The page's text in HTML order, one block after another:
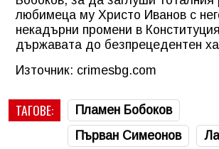
любимеца му Христо Иванов с
некадърни промени в
държавата до безпрецедентен
Източник: crimesbg.com
ТАГОВЕ:
Пламен Бобоков
Първан Симеонов